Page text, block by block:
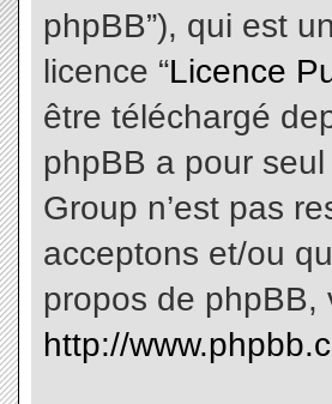
phpBB”), qui est
licence “Licence
être téléchargé
phpBB a pour
Group n’est pas
acceptons et/ou
propos de
http://